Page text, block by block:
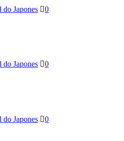
do Japones 0
do Japones 0
do Japones 0